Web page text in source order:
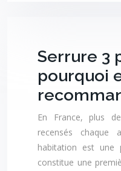
Serrure 3
pourquoi
En France, plus
recensés chaque
habitation est une
constitue une